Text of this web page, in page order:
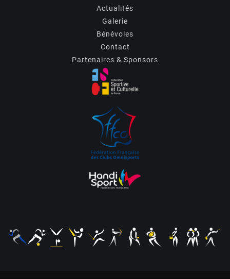
Actualités
Galerie
Bénévoles
Contact
Partenaires & Sponsors